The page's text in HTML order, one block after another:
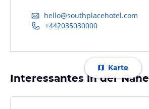
hello@southplacehotel.com
+442035030000
Karte
Interessantes in der Nähe